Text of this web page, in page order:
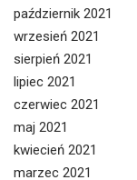
październik 2021
wrzesień 2021
sierpień 2021
lipiec 2021
czerwiec 2021
maj 2021
kwiecień 2021
marzec 2021